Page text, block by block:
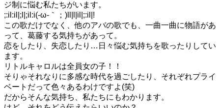
ジ制に悩む私たちがいます。
;:il:il|;l|;il:i(-ω-｀；)ll|l|il|;:il|!
この歌だけでなく、他のアバの歌でも、一曲一曲に物語があ
って、葛藤する気持ちがあって。
恋をしたり、失恋したり…日々悩む気持ちを歌ったりしてい
ます。
リトルキャロルは全員女の子！！
そりゃそれなりに多感な時代を過ごしたり、それぞれプライ
ベートだって色々あるわけですよ(笑)
だからそんな気持ち、私たちにもわかります。